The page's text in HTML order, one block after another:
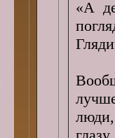
«А